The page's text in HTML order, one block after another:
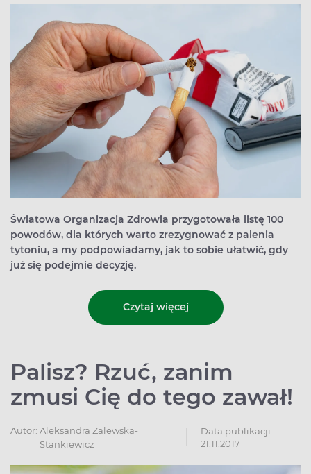
Światowa Organizacja Zdrowia przygotowała listę 100
powodów, dla których warto zrezygnować z palenia
tytoniu, a my podpowiadamy, jak to sobie ułatwić, gdy
już się podejmie decyzję.
Czytaj więcej
Palisz? Rzuć, zanim
zmusi Cię do tego zawał!
Autor: Aleksandra Zalewska-
Stankiewicz
Data publikacji:
21.11.2017